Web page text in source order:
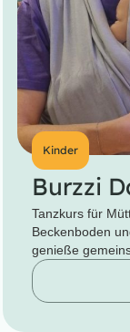
Kinder
Burzzi
Tanzkurs für
Beckenboden
genieße